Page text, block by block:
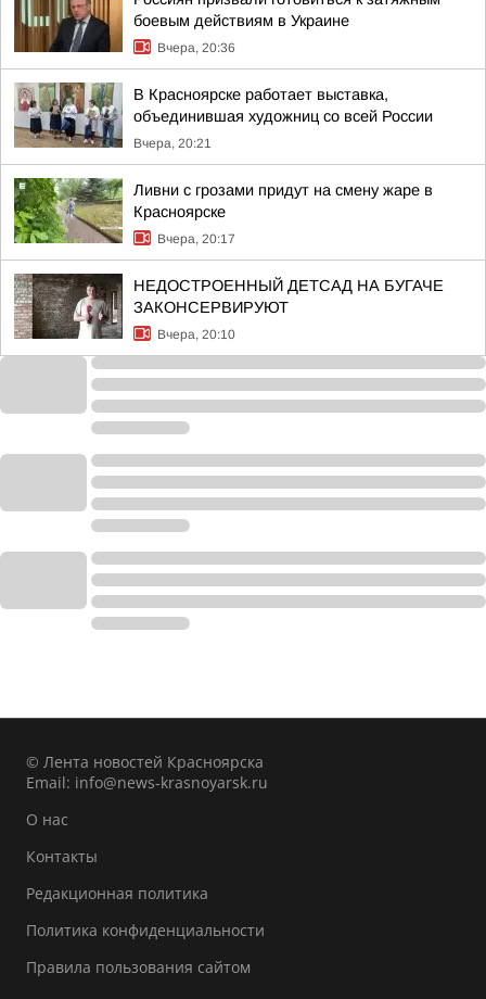
боевым действиям в Украине
Вчера, 20:36
В Красноярске работает выставка,
объединившая художниц со всей России
Вчера, 20:21
Ливни с грозами придут на смену жаре в
Красноярске
Вчера, 20:17
НЕДОСТРОЕННЫЙ ДЕТСАД НА БУГАЧЕ
ЗАКОНСЕРВИРУЮТ
Вчера, 20:10
© Лента новостей Красноярска
Email: info@news-krasnoyarsk.ru
О нас
Контакты
Редакционная политика
Политика конфиденциальности
Правила пользования сайтом